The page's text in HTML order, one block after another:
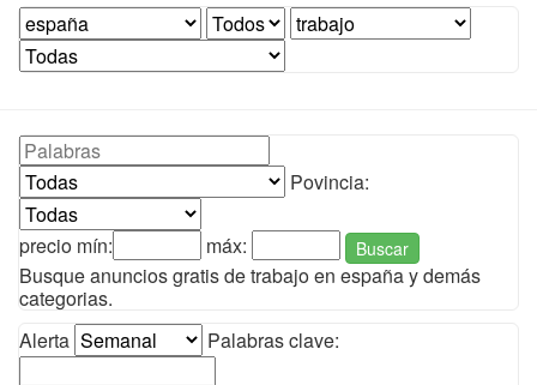
Povincia:
precio mín: máx: Buscar
Busque anuncios gratis de trabajo en españa y demás
categorias.
Alerta
Palabras clave: